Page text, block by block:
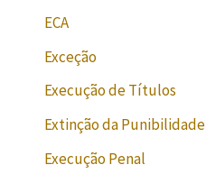
ECA
Exceção
Execução de Títulos
Extinção da Punibilidade
Execução Penal